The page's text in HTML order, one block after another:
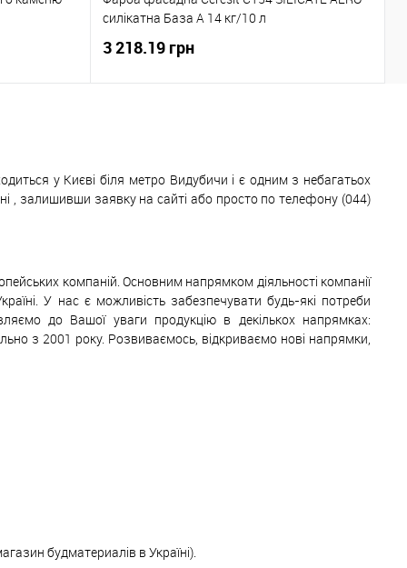
силікатна База А 14 кг/10 л
3 218.19 грн
у Києві біля метро Видубичи і є одним з небагатьох
, залишивши заявку на сайті або просто по телефону (044)
компаній. Основним напрямком діяльності компанії
У нас є можливість забезпечувати будь-які потреби
до Вашої уваги продукцію в декількох напрямках:
з 2001 року. Розвиваємось, відкриваємо нові напрямки,
будматериалів в Україні).